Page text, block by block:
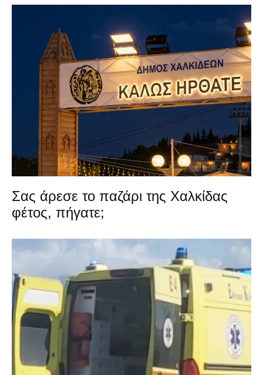
Σας άρεσε το παζάρι της Χαλκίδας
φέτος, πήγατε;